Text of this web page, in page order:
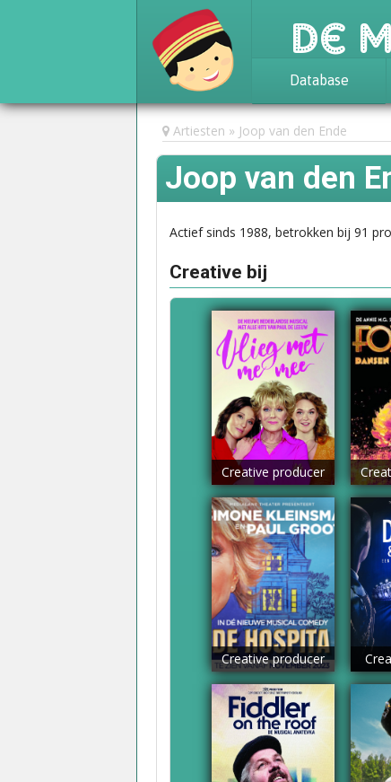
De
Database
Achtergrond
Awards
Statistieken
Artiesten Joop van den Ende
Joop van den
Actief sinds 1988, betrokken bij 91
Creative bij
Creative producer
Creative producer